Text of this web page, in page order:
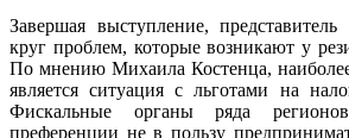
Завершая выступление,
круг проблем, которые возникают у
По мнению Михаила Костенца,
является ситуация с льготами на
Фискальные органы ряда
преференции не в пользу